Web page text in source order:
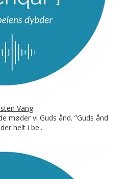
Vang
møder vi Guds ånd. ”Guds ånd
helt i be...